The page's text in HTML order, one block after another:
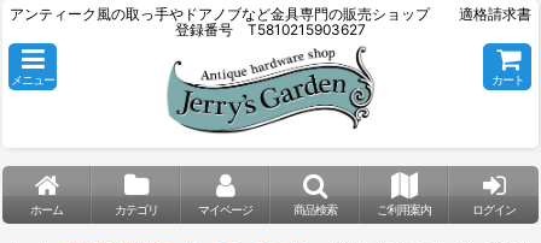
アンティーク風の取っ手やドアノブなど金具専門の販売ショップ 適格請求書
登録番号 T5810215903627
メニュー カート
ホーム カテゴリ マイページ 商品検索 ご利用案内 ログイン